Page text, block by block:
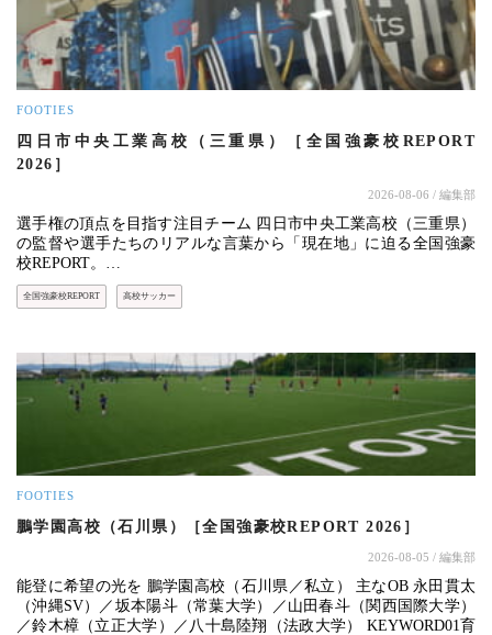
FOOTIES
四日市中央工業高校（三重県）［全国強豪校REPORT
2026］
2026-08-06 / 編集部
選手権の頂点を目指す注目チーム 四日市中央工業高校（三重県）
の監督や選手たちのリアルな言葉から「現在地」に迫る全国強豪
校REPORT。…
全国強豪校REPORT 高校サッカー
FOOTIES
鵬学園高校（石川県）［全国強豪校REPORT 2026］
2026-08-05 / 編集部
能登に希望の光を 鵬学園高校（石川県／私立） 主なOB 永田貫太
（沖縄SV）／坂本陽斗（常葉大学）／山田春斗（関西国際大学）
／鈴木樟（立正大学）／八十島陸翔（法政大学） KEYWORD01育